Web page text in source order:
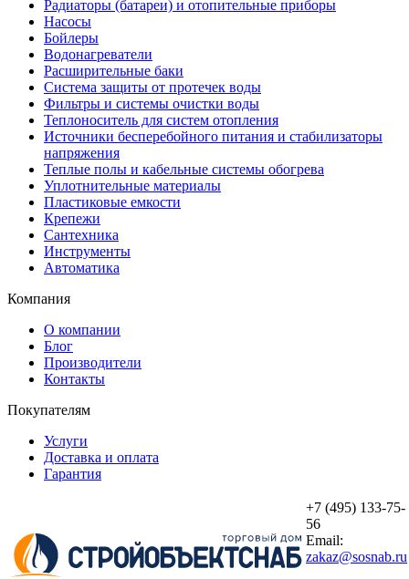
Радиаторы (батареи) и отопительные приборы
Насосы
Бойлеры
Водонагреватели
Расширительные баки
Система защиты от протечек воды
Фильтры и системы очистки воды
Теплоноситель для систем отопления
Источники бесперебойного питания и стабилизаторы
напряжения
Теплые полы и кабельные системы обогрева
Уплотнительные материалы
Пластиковые емкости
Крепежи
Сантехника
Инструменты
Автоматика
Компания
О компании
Блог
Производители
Контакты
Покупателям
Услуги
Доставка и оплата
Гарантия
+7 (495) 133-75-
56
Email:
zakaz@sosnab.ru